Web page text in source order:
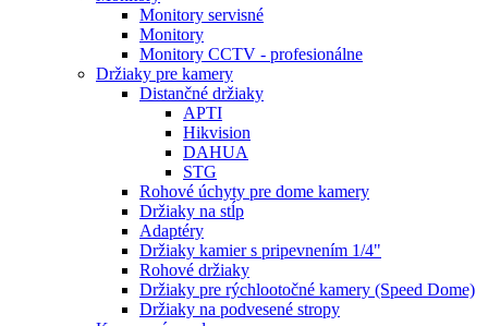
Monitory servisné
Monitory
Monitory CCTV - profesionálne
Držiaky pre kamery
Distančné držiaky
APTI
Hikvision
DAHUA
STG
Rohové úchyty pre dome kamery
Držiaky na stĺp
Adaptéry
Držiaky kamier s pripevnením 1/4"
Rohové držiaky
Držiaky pre rýchlootočné kamery (Speed Dome)
Držiaky na podvesené stropy